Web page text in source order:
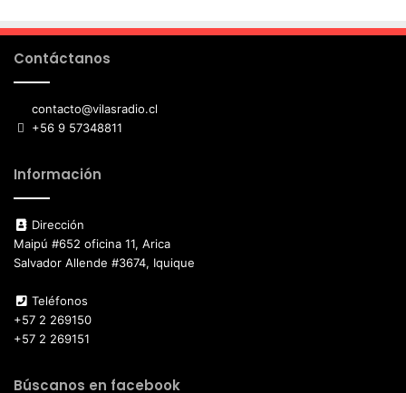
Contáctanos
contacto@vilasradio.cl
+56 9 57348811
Información
Dirección
Maipú #652 oficina 11, Arica
Salvador Allende #3674, Iquique
Teléfonos
+57 2 269150
+57 2 269151
Búscanos en facebook